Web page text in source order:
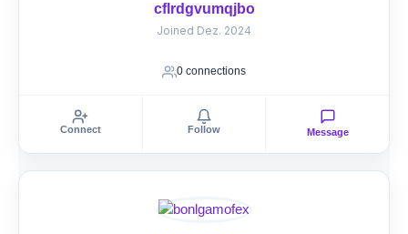
cflrdgvumqjbo
Joined Dez. 2024
0 connections
Connect Follow Message